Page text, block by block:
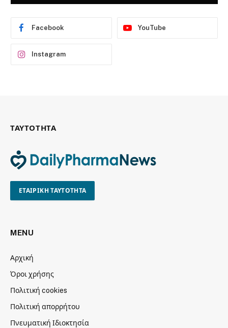
Facebook YouTube
Instagram
ΤΑΥΤΟΤΗΤΑ
ΕΤΑΙΡΙΚΗ ΤΑΥΤΟΤΗΤΑ
MENU
Αρχική
Όροι χρήσης
Πολιτική cookies
Πολιτική απορρήτου
Πνευματική Ιδιοκτησία